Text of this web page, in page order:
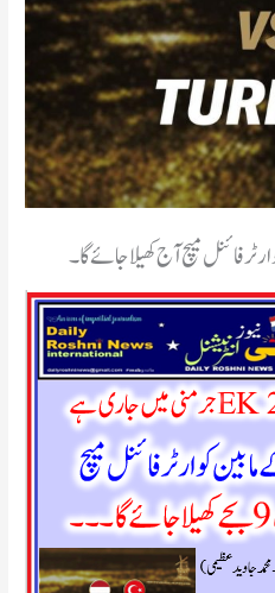
فائنل میچ آج کھیلا جائے گا ۔